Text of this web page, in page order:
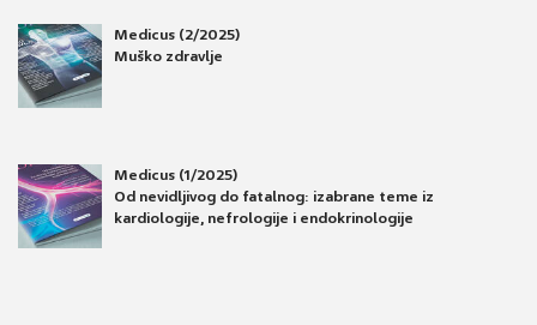
Medicus (2/2025)
Muško zdravlje
Medicus (1/2025)
Od nevidljivog do fatalnog: izabrane teme iz
kardiologije, nefrologije i endokrinologije